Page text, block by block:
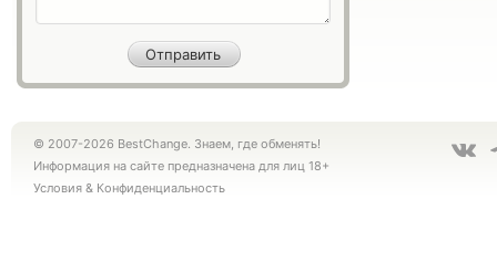
© 2007-2026 BestChange. Знаем, где обменять!
Информация на сайте предназначена для лиц 18+
Условия & Конфиденциальность